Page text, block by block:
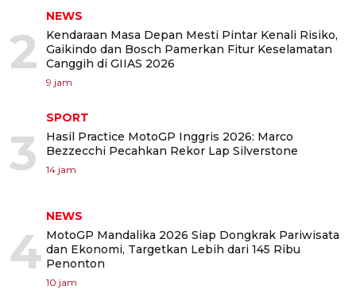
2
NEWS
Kendaraan Masa Depan Mesti Pintar Kenali Risiko,
Gaikindo dan Bosch Pamerkan Fitur Keselamatan
Canggih di GIIAS 2026
9 jam
3
SPORT
Hasil Practice MotoGP Inggris 2026: Marco
Bezzecchi Pecahkan Rekor Lap Silverstone
14 jam
4
NEWS
MotoGP Mandalika 2026 Siap Dongkrak Pariwisata
dan Ekonomi, Targetkan Lebih dari 145 Ribu
Penonton
10 jam